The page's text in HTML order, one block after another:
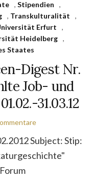
, Stipendien
,
, Transkulturalität
,
Erfurt
,
Heidelberg
,
Staates
Digest Nr.
Job- und
31.03.12
Subject: Stip: